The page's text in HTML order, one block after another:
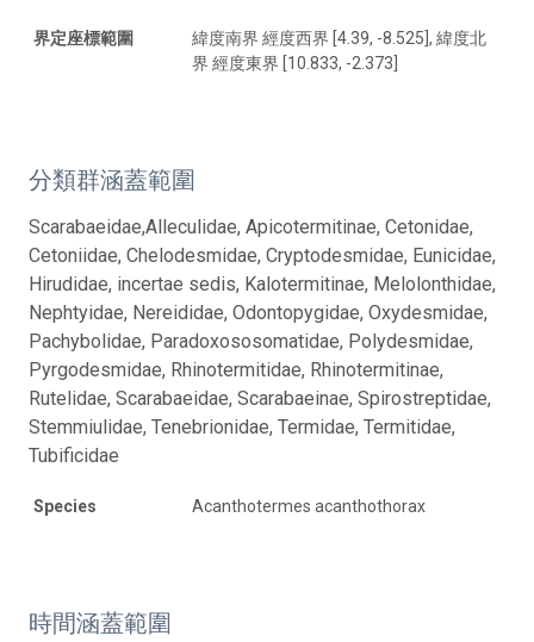
界定座標範圍
緯度南界 經度西界 [4.39, -8.525], 緯度北
界 經度東界 [10.833, -2.373]
分類群涵蓋範圍
Scarabaeidae,Alleculidae, Apicotermitinae, Cetonidae,
Cetoniidae, Chelodesmidae, Cryptodesmidae, Eunicidae,
Hirudidae, incertae sedis, Kalotermitinae, Melolonthidae,
Nephtyidae, Nereididae, Odontopygidae, Oxydesmidae,
Pachybolidae, Paradoxososomatidae, Polydesmidae,
Pyrgodesmidae, Rhinotermitidae, Rhinotermitinae,
Rutelidae, Scarabaeidae, Scarabaeinae, Spirostreptidae,
Stemmiulidae, Tenebrionidae, Termidae, Termitidae,
Tubificidae
Species Acanthotermes acanthothorax
時間涵蓋範圍